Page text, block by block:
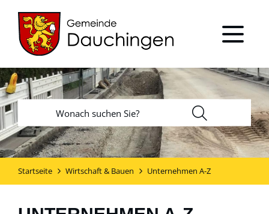
Startseite Wirtschaft & Bauen Unternehmen A-Z